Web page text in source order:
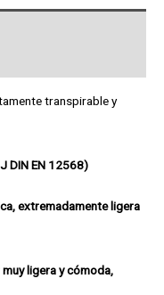
transpirable y
DIN EN 12568)
extremadamente ligera
muy ligera y cómoda,